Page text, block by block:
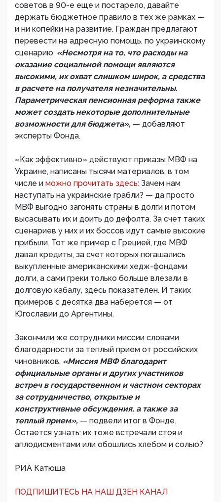
советов в 90-е еще и постарело, давайте
держать бюджетное правило в тех же рамках —
и ни копейки на развитие. Граждан предлагают
перевести на адресную помощь, по украинскому
сценарию. «Несмотря на то, что расходы на
оказание социальной помощи являются
высокими, их охват слишком широк, а средства
в расчете на получателя незначительны.
Параметрическая пенсионная реформа также
может создать некоторые дополнительные
возможности для бюджета», — добавляют
эксперты Фонда.
«Как эффективно» действуют приказы МВФ на
Украине, написаны тысячи материалов, в том
числе и можно прочитать здесь: Зачем нам
наступать на украинские грабли? — да просто
МВФ выгодно загонять страны в долги и потом
высасывать их и доить до дефолта. За счет таких
сценариев у них и их боссов идут самые высокие
прибыли. Тот же пример с Грецией, где МВФ
давал кредиты, за счет которых погашались
выкупленные американскими хедж-фондами
долги, а сами греки только больше влезали в
долговую кабалу, здесь показателен. И таких
примеров с десятка два наберется — от
Югославии до Аргентины.
Закончили же сотрудники миссии словами
благодарности за теплый прием от российских
чиновников. «Миссия МВФ благодарит
официальные органы и других участников
встреч в государственном и частном секторах
за сотрудничество, открытые и
конструктивные обсуждения, а также за
теплый прием», — подвели итог в Фонде.
Остается узнать: их тоже встречали стоя и
аплодисментами или обошлись хлебом и солью?
РИА Катюша
ПОДПИШИТЕСЬ НА НАШ ДЗЕН КАНАЛ